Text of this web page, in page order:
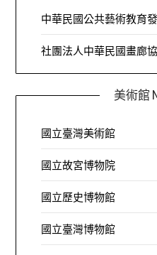
中華民國公共藝術教育
社團法人中華民國畫廊
美術館
國立臺灣美術館
國立故宮博物院
國立歷史博物館
國立臺灣博物館